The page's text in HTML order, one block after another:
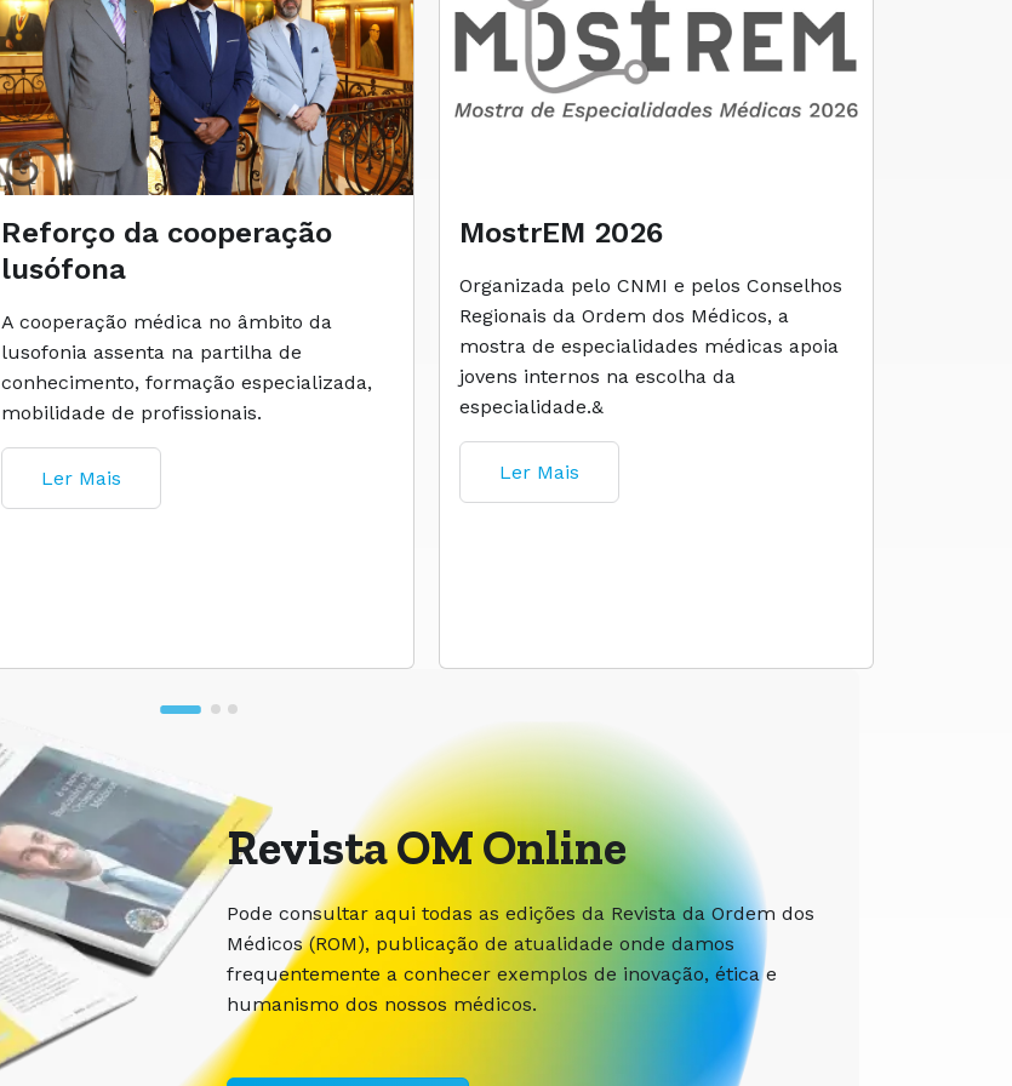
Reforço da cooperação
lusófona
A cooperação médica no âmbito da
lusofonia assenta na partilha de
conhecimento, formação especializada,
mobilidade de profissionais.
Ler Mais
MostrEM 2026
Organizada pelo CNMI e pelos Conselhos
Regionais da Ordem dos Médicos, a
mostra de especialidades médicas apoia
jovens internos na escolha da
especialidade.&
Ler Mais
Revista OM Online
Pode consultar aqui todas as edições da Revista da Ordem dos
Médicos (ROM), publicação de atualidade onde damos
frequentemente a conhecer exemplos de inovação, ética e
humanismo dos nossos médicos.